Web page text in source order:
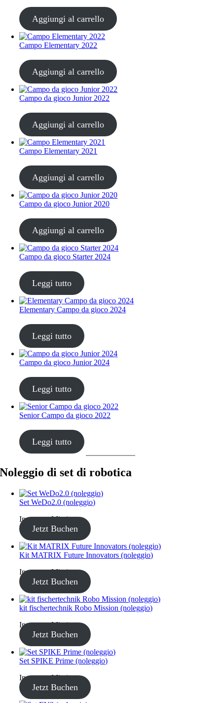
CHF20.00
Aggiungi al carrello
Campo Elementary 2022
CHF20.00
Aggiungi al carrello
Campo da gioco Junior 2022
CHF20.00
Aggiungi al carrello
Campo Elementary 2021
CHF20.00
Aggiungi al carrello
Campo da gioco Junior 2020
CHF20.00
Aggiungi al carrello
Campo da gioco Starter 2024
CHF30.00
Leggi tutto
Elementary Campo da gioco 2024
CHF30.00
Leggi tutto
Campo da gioco Junior 2024
CHF30.00
Leggi tutto
Senior Campo da gioco 2022
CHF30.00
Leggi tutto
Noleggio di set di robotica
Set WeDo2.0 (noleggio)
Inventory Missing
Jetzt Buchen
Kit MATRIX Future Innovators (noleggio)
Inventory Missing
Jetzt Buchen
kit fischertechnik Robo Mission (noleggio)
Inventory Missing
Jetzt Buchen
Set SPIKE Prime (noleggio)
Inventory Missing
Jetzt Buchen